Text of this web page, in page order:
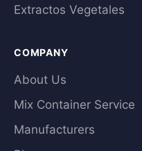
Extractos Vegetales
COMPANY
About Us
Mix Container Service
Manufacturers